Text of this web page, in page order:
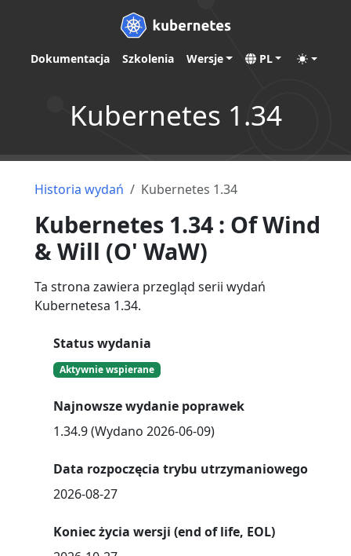
Dokumentacja Szkolenia Wersje PL
Kubernetes 1.34
Historia wydań Kubernetes 1.34
Kubernetes 1.34 : Of Wind
& Will (O' WaW)
Ta strona zawiera przegląd serii wydań
Kubernetesa 1.34.
Status wydania
Aktywnie wspierane
Najnowsze wydanie poprawek
1.34.9 (Wydano 2026-06-09)
Data rozpoczęcia trybu utrzymaniowego
2026-08-27
Koniec życia wersji (end of life, EOL)